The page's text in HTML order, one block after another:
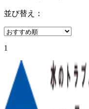
並び替え：
1